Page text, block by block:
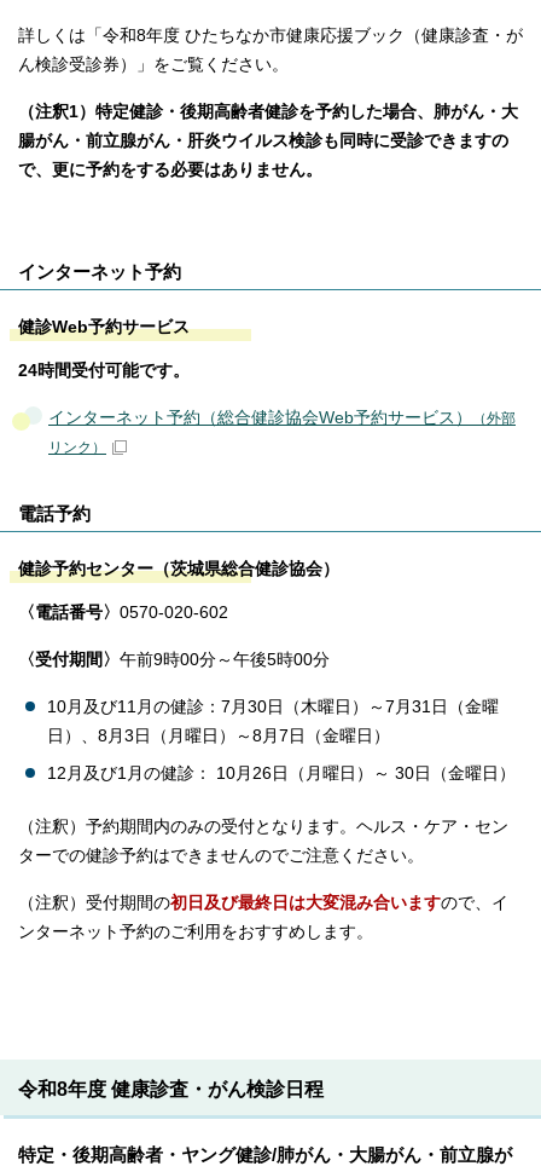
詳しくは「令和8年度 ひたちなか市健康応援ブック（健康診査・が
ん検診受診券）」をご覧ください。
（注釈1）特定健診・後期高齢者健診を予約した場合、肺がん・大
腸がん・前立腺がん・肝炎ウイルス検診も同時に受診できますの
で、更に予約をする必要はありません。
インターネット予約
健診Web予約サービス
24時間受付可能です。
インターネット予約（総合健診協会Web予約サービス）
（外部
リンク）
電話予約
健診予約センター（茨城県総合健診協会）
〈電話番号〉 0570-020-602
〈受付期間〉 午前9時00分～午後5時00分
10月及び11月の健診：7月30日（木曜日）～7月31日（金曜
日）、8月3日（月曜日）～8月7日（金曜日）
12月及び1月の健診： 10月26日（月曜日）～ 30日（金曜日）
（注釈）予約期間内のみの受付となります。ヘルス・ケア・セン
ターでの健診予約はできませんのでご注意ください。
（注釈）受付期間の初日及び最終日は大変混み合いますので、イ
ンターネット予約のご利用をおすすめします。
令和8年度 健康診査・がん検診日程
特定・後期高齢者・ヤング健診/肺がん・大腸がん・前立腺が